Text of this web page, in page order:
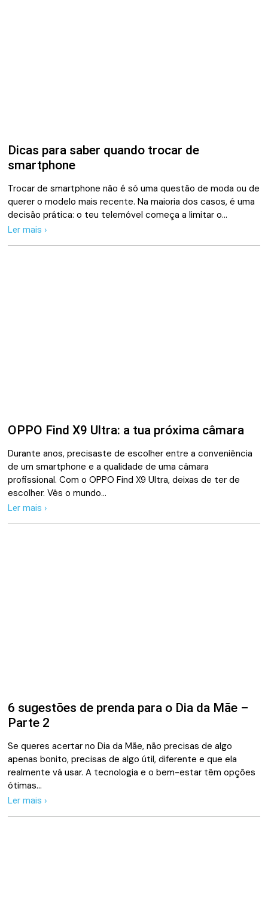
Dicas para saber quando trocar de
smartphone
Trocar de smartphone não é só uma questão de moda ou de
querer o modelo mais recente. Na maioria dos casos, é uma
decisão prática: o teu telemóvel começa a limitar o…
Ler mais ›
OPPO Find X9 Ultra: a tua próxima câmara
Durante anos, precisaste de escolher entre a conveniência
de um smartphone e a qualidade de uma câmara
profissional. Com o OPPO Find X9 Ultra, deixas de ter de
escolher. Vês o mundo…
Ler mais ›
6 sugestões de prenda para o Dia da Mãe –
Parte 2
Se queres acertar no Dia da Mãe, não precisas de algo
apenas bonito, precisas de algo útil, diferente e que ela
realmente vá usar. A tecnologia e o bem-estar têm opções
ótimas…
Ler mais ›